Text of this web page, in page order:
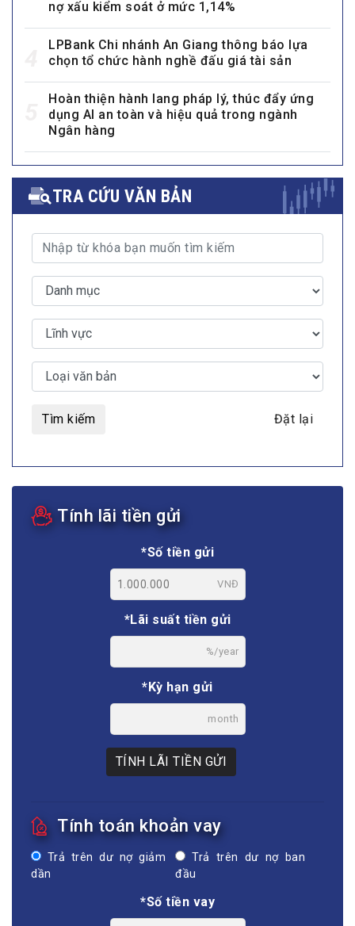
nợ xấu kiểm soát ở mức 1,14%
LPBank Chi nhánh An Giang thông báo lựa
chọn tổ chức hành nghề đấu giá tài sản
Hoàn thiện hành lang pháp lý, thúc đẩy ứng
dụng AI an toàn và hiệu quả trong ngành
Ngân hàng
TRA CỨU VĂN BẢN
Tìm kiếm Đặt lại
Tính lãi tiền gửi
*Số tiền gửi
VNĐ
*Lãi suất tiền gửi
%/year
*Kỳ hạn gửi
month
TÍNH LÃI TIỀN GỬI
Tính toán khoản vay
Trả trên dư nợ giảm
dần
Trả trên dư nợ ban
đầu
*Số tiền vay